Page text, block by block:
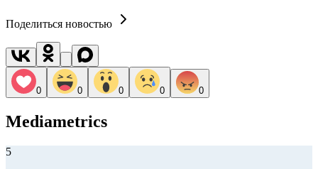
Поделиться новостью
0 0 0 0 0
Mediametrics
5